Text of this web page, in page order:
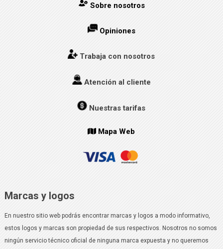
Sobre nosotros
Opiniones
Trabaja con nosotros
Atención al cliente
Nuestras tarifas
Mapa Web
Marcas y logos
En nuestro sitio web podrás encontrar marcas y logos a modo informativo,
estos logos y marcas son propiedad de sus respectivos. Nosotros no somos
ningún servicio técnico oficial de ninguna marca expuesta y no queremos